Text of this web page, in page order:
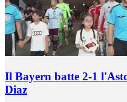
Il Bayern batte 2-1
Diaz